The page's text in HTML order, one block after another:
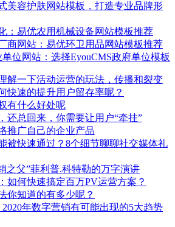
美容护肤网站模板，打造专业品牌形
：易优农用机械设备网站模板推荐
商网站：易优环卫用品网站模板推荐
位网站：选择EyouCMS政府单位模板
解一下活动运营的玩法，传播和裂变
快速的提升用户留存率呢？
有什么好处呢
还总回来，你需要让用户“牵挂”
推广自己的企业产品
被快速通过？8个细节聊聊社交媒体礼
之父”菲利普.科特勒的万字演讲
如何快速搞定百万PV运营方案？
你知道的有多少呢？
年数字营销有可能出现的5大趋势